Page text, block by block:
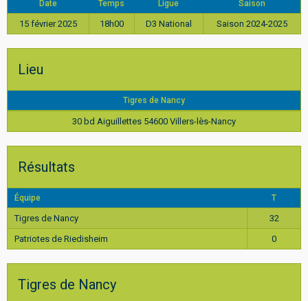
Date Temps Ligue Saison
15 février 2025 18h00 D3 National Saison 2024-2025
Lieu
Tigres de Nancy
30 bd Aiguillettes 54600 Villers-lès-Nancy
Résultats
Équipe T
Tigres de Nancy
32
Patriotes de Riedisheim
0
Tigres de Nancy